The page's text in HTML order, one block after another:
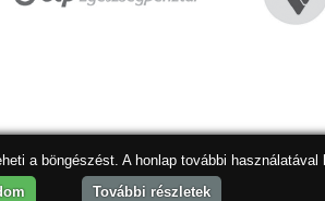
a böngészést. A honlap további
További részletek